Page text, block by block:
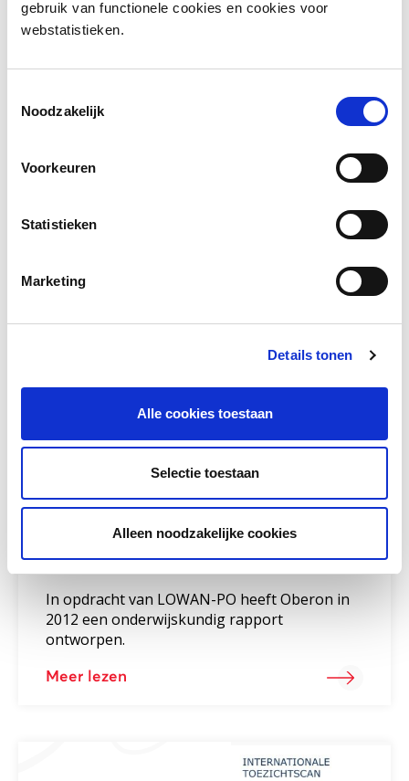
gebruik van functionele cookies en cookies voor
webstatistieken.
Noodzakelijk
Voorkeuren
Statistieken
Marketing
Details tonen
Alle cookies toestaan
Selectie toestaan
Alleen noodzakelijke cookies
Download infographic
Onderwijskundig rapport
nieuwkomers
In opdracht van LOWAN-PO heeft Oberon in
2012 een onderwijskundig rapport
ontworpen.
Meer lezen